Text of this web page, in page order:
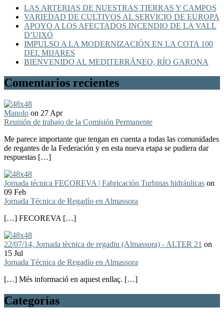
LAS ARTERIAS DE NUESTRAS TIERRAS Y CAMPOS
VARIEDAD DE CULTIVOS AL SERVICIO DE EUROPA
APOYO A LOS AFECTADOS INCENDIO DE LA VALL
D’UIXÓ
IMPULSO A LA MODERNIZACIÓN EN LA COTA 100
DEL MIJARES
BIENVENIDO AL MEDITERRÁNEO, RÍO GARONA
Comentarios recientes
Manolo on 27 Apr
Reunión de trabajo de la Comisión Permanente
Me parece importante que tengan en cuenta a todas las comunidades
de regantes de la Federación y en esta nueva etapa se pudiera dar
respuestas […]
Jornada técnica FECOREVA | Fabricación Turbinas hidráulicas on
09 Feb
Jornada Técnica de Regadío en Almassora
[…] FECOREVA […]
22/07/14, Jornada tècnica de regadiu (Almassora) - ALTER 21 on
15 Jul
Jornada Técnica de Regadío en Almassora
[…] Més informació en aquest enllaç. […]
Categorías